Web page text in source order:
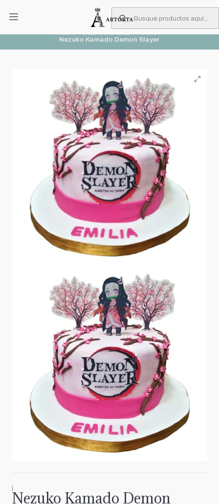
PIDA CON MUCHA ANTICIPACIÓN
Inicio Tortas decoradas
Animé
Nezuko Kamado Demon Slayer
|
Nezuko Kamado Demon